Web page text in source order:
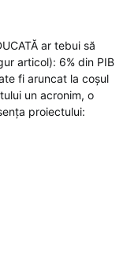
ar tebui să
articol): 6% din PIB
fi aruncat la coșul
un acronim, o
proiectului: